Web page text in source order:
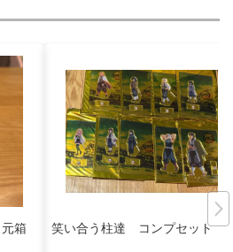
箱
笑い合う柱達 コンプセット